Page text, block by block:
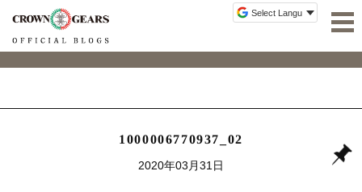
1000006770937_02
2020年03月31日